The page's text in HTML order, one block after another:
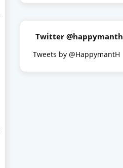
Twitter @happymanth
Tweets by @HappymantH